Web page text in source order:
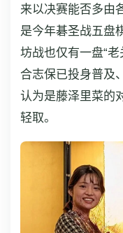
来以决赛能否多由
是今年碁圣战五盘
坊战也仅有一盘“
合志保已投身普及
认为是藤泽里菜的
轻取。